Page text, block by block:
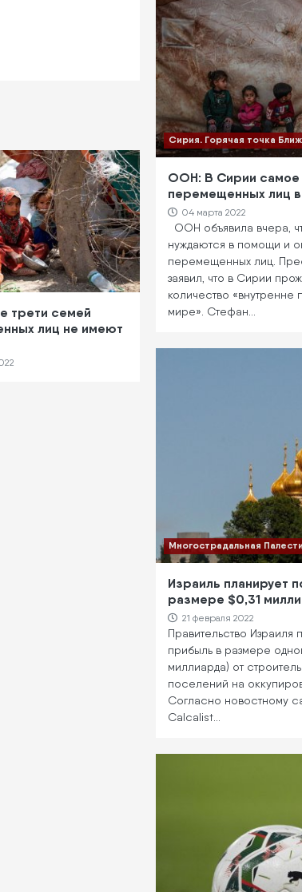
трети семей
лиц не имеют
Сирия. Горячая точка
ООН: В Сирии самое
перемещенных лиц
04 марта 2022
ООН объявила вчера,
нуждаются в помощи и
перемещенных лиц.
заявил, что в Сирии
количество
мире». Стефан…
Многострадальная
Израиль планирует
размере $0,31
21 февраля 2022
Правительство Израиля
прибыль в размере
миллиарда) от
поселений на
Согласно новостному
Calcalist…